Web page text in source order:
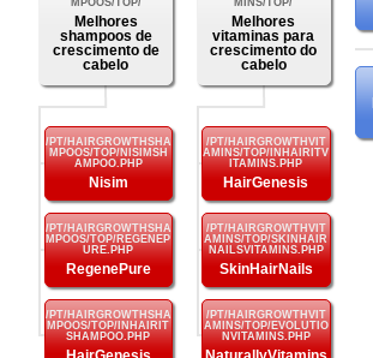
Melhores
shampoos de
crescimento de
cabelo
Nisim
RegenePure
Melhores
vitaminas para
crescimento do
cabelo
HairGenesis
SkinHairNails